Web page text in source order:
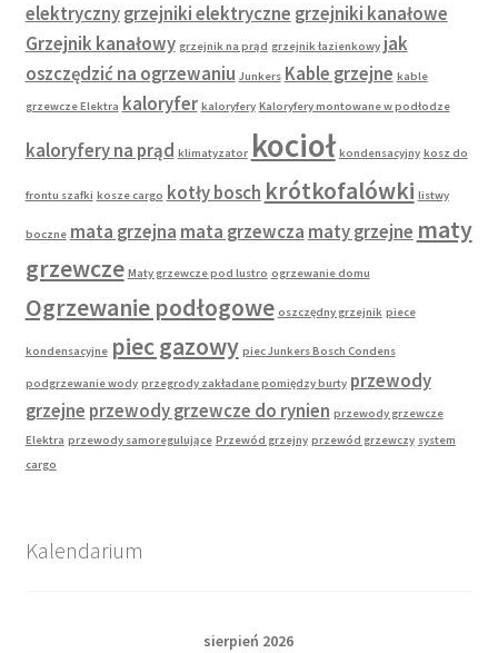
elektryczny grzejniki elektryczne grzejniki kanałowe
Grzejnik kanałowy grzejnik na prąd grzejnik łazienkowy jak
oszczędzić na ogrzewaniu Junkers Kable grzejne kable
grzewcze Elektra kaloryfer kaloryfery Kaloryfery montowane w podłodze
kaloryfery na prąd klimatyzator kocioł kondensacyjny kosz do
frontu szafki kosze cargo kotły bosch krótkofalówki listwy
boczne mata grzejna mata grzewcza maty grzejne maty
grzewcze Maty grzewcze pod lustro ogrzewanie domu
Ogrzewanie podłogowe oszczędny grzejnik piece
kondensacyjne piec gazowy piec Junkers Bosch Condens
podgrzewanie wody przegrody zakładane pomiędzy burty przewody
grzejne przewody grzewcze do rynien przewody grzewcze
Elektra przewody samoregulujące Przewód grzejny przewód grzewczy system
cargo
Kalendarium
sierpień 2026